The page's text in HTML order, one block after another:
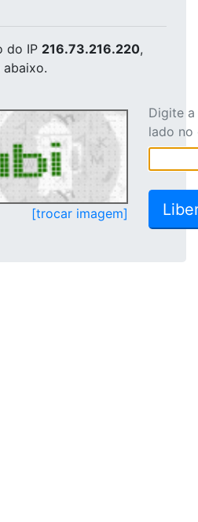
do IP 216.73.216.220,
[trocar imagem]
Digite
lado no